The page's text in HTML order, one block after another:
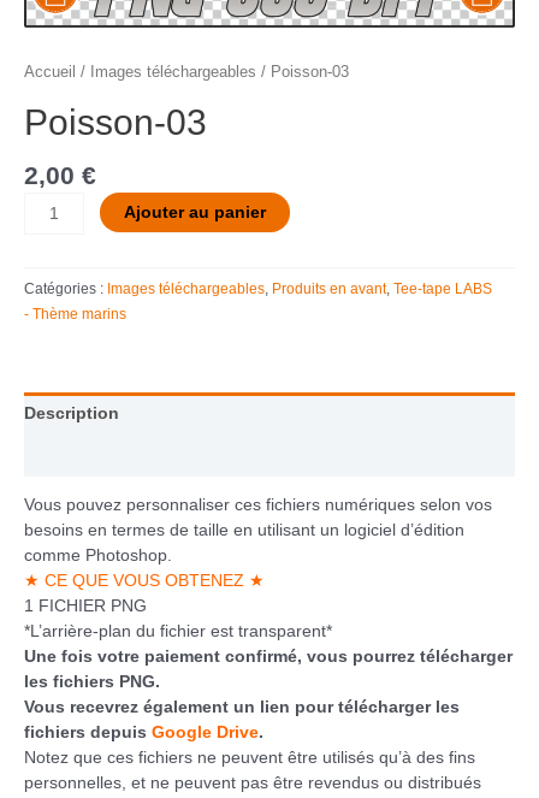
Accueil / Images téléchargeables / Poisson-03
Poisson-03
2,00 €
Ajouter au panier
Catégories : Images téléchargeables Produits en avant, Tee-tape LABS
- Thème marins
Description
Vous pouvez personnaliser ces fichiers numériques selon vos
besoins en termes de taille en utilisant un logiciel d’édition
comme Photoshop.
★ CE QUE VOUS OBTENEZ ★
1 FICHIER PNG
*L’arrière-plan du fichier est transparent*
Une fois votre paiement confirmé, vous pourrez télécharger
les fichiers PNG.
Vous recevrez également un lien pour télécharger les
fichiers depuis Google Drive.
Notez que ces fichiers ne peuvent être utilisés qu’à des fins
personnelles, et ne peuvent pas être revendus ou distribués